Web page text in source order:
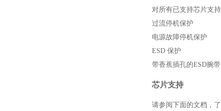
对所有已支持芯片支
过流停机保护
电源故障停机保护
ESD 保护
带香蕉插孔的ESD腕
芯片支持
请参阅下面的文档，